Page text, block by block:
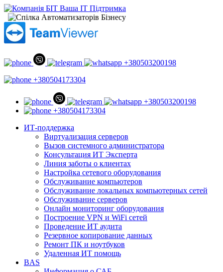
+380503200198
+380504173304
+380503200198
+380504173304
ИТ-поддержка
Виртуализация серверов
Вызов системного администратора
Консультация ИТ Эксперта
Линия заботы о клиентах
Настройка сетевого оборудования
Обслуживание компьютеров
Обслуживание локальных компьютерных сетей
Обслуживание серверов
Онлайн мониторинг оборудования
Построение VPN и WiFi сетей
Проведение ИТ аудита
Резервное копирование данных
Ремонт ПК и ноутбуков
Удаленная ИТ помощь
BAS